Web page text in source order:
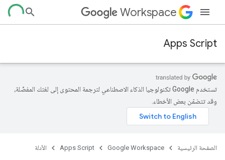
Workspace
Apps Script
تستخدم Google تكنولوجيا الذكاء الاصطناعي لترجمة المحتوى إلى لغتك المفضّلة،
وقد تتضمّن بعض الأخطاء.
الصفحة الرئيسية Google Workspace
Apps Script الأدلة